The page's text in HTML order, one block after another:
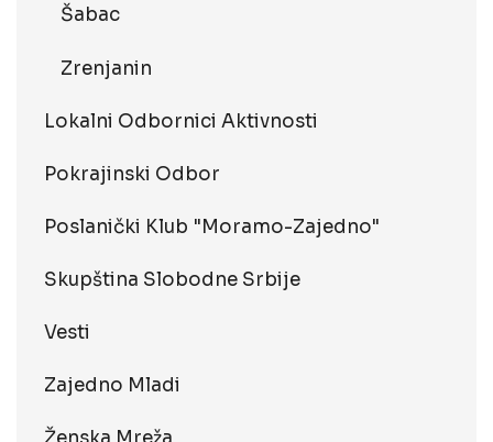
Šabac
Zrenjanin
Lokalni Odbornici Aktivnosti
Pokrajinski Odbor
Poslanički Klub "Moramo-Zajedno"
Skupština Slobodne Srbije
Vesti
Zajedno Mladi